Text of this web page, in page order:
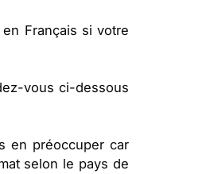
Français si votre
vous ci-dessous
en préoccuper car
selon le pays de